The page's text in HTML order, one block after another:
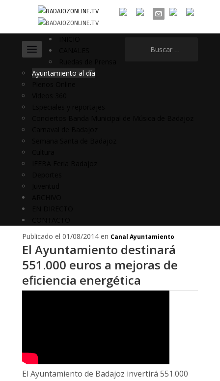
Ayuntamiento al día
Publicado el 01/08/2014 en Canal Ayuntamiento
El Ayuntamiento destinará
551.000 euros a mejoras de
eficiencia energética
El Ayuntamiento de Badajoz invertirá 551.000